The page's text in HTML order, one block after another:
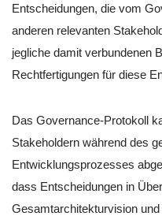
Entscheidungen, die vom
anderen relevanten
jegliche damit verbundenen
Rechtfertigungen für diese
Das Governance-Protokoll
Stakeholdern während des
Entwicklungsprozesses
dass Entscheidungen in
Gesamtarchitekturvision